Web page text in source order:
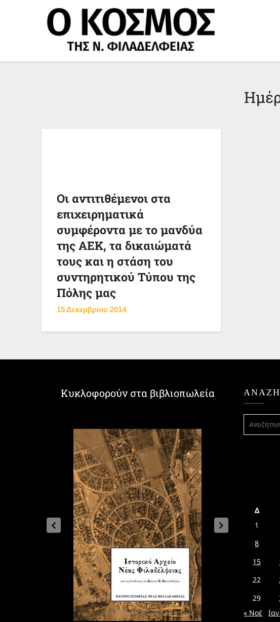
Οι αντιτιθέμενοι στα
επιχειρηματικά
συμφέροντα με το μανδύα
της ΑΕΚ, τα δικαιώματά
τους και η στάση του
συντηρητικού Τύπου της
Πόλης μας
15 Δεκεμβρίου 2014
Κυκλοφορούν στα βιβλιοπωλεία
ΓΙΑ:
Δ
1
8
15
22
29
« Νοέ